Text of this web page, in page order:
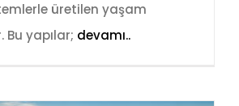
üretilen yaşam
Bu yapılar; devamı..